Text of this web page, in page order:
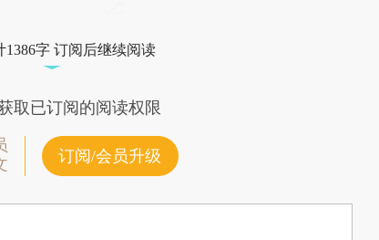
1386字 订阅后继续阅读
取已订阅的阅读权限
订阅/会员升级